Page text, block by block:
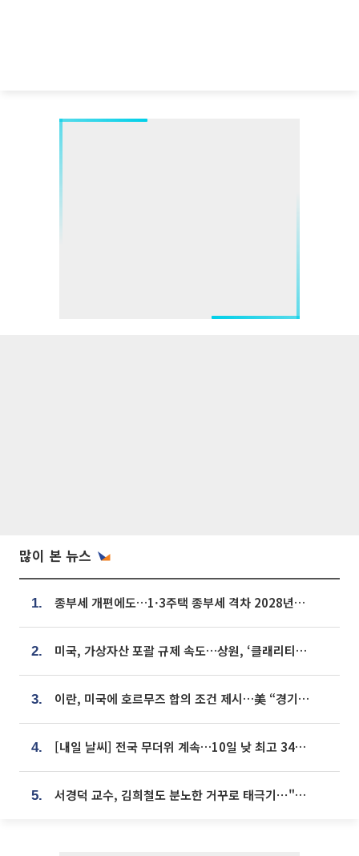
많이 본 뉴스
1. 종부세 개편에도…1·3주택 종부세 격차 2028년부터 확대
2. 미국, 가상자산 포괄 규제 속도…상원, ‘클래리티법’ 9월 절차투표 추진
3. 이란, 미국에 호르무즈 합의 조건 제시…美 “경기 아직 안 끝나” [종합]
4. [내일 날씨] 전국 무더위 계속…10일 낮 최고 34도 육박
5. 서경덕 교수, 김희철도 분노한 거꾸로 태극기⋯"엉터리는 아냐, 아쉬울 뿐"